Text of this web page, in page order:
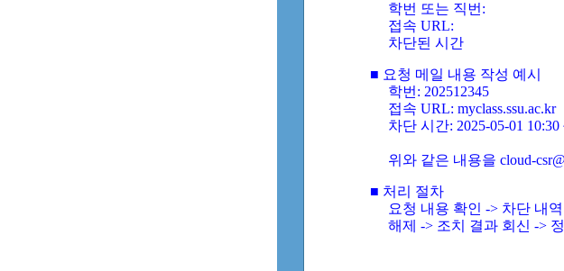
학번 또는 직번:
접속 URL:
차단된 시간
■ 요청 메일 내용 작성 예시
학번: 202512345
접속 URL: myclass.ssu.ac.kr
차단 시간: 2025-05-01 10:30
위와 같은 내용을 cloud-
■ 처리 절차
요청 내용 확인 -> 차단 내
해제 -> 조치 결과 회신 ->